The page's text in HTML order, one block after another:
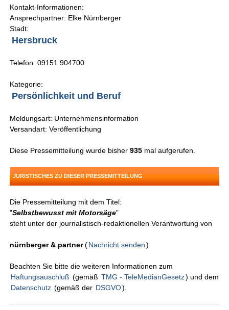
Kontakt-Informationen:
Ansprechpartner: Elke Nürnberger
Stadt:
Hersbruck
Telefon: 09151 904700
Kategorie:
Persönlichkeit und Beruf
Meldungsart: Unternehmensinformation
Versandart: Veröffentlichung
Diese Pressemitteilung wurde bisher935 mal aufgerufen.
JURISTISCHES ZU DIESER PRESSEMITTEILUNG
Die Pressemitteilung mit dem Titel:
"Selbstbewusst mit Motorsäge"
steht unter der journalistisch-redaktionellen Verantwortung von
nürnberger & partner(Nachricht senden )
Beachten Sie bitte die weiteren Informationen zum
Haftungsauschluß (gemäß TMG - TeleMedianGesetz) und dem
Datenschutz (gemäß der DSGVO).